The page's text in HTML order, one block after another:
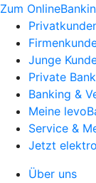
Zum
Junge
Private
Banking &
Meine
Service &
Jetzt
Über uns